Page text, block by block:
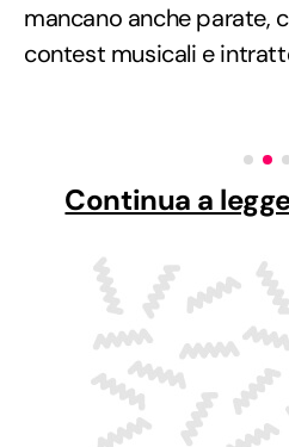
mancano anche parate,
contest musicali e
Continua a